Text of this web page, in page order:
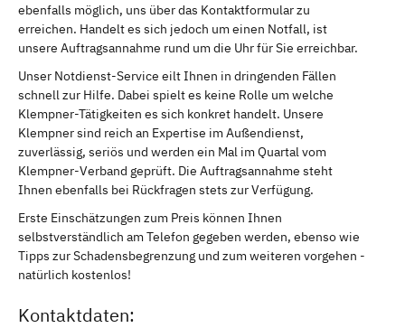
ebenfalls möglich, uns über das Kontaktformular zu
erreichen. Handelt es sich jedoch um einen Notfall, ist
unsere Auftragsannahme rund um die Uhr für Sie erreichbar.
Unser Notdienst-Service eilt Ihnen in dringenden Fällen
schnell zur Hilfe. Dabei spielt es keine Rolle um welche
Klempner-Tätigkeiten es sich konkret handelt. Unsere
Klempner sind reich an Expertise im Außendienst,
zuverlässig, seriös und werden ein Mal im Quartal vom
Klempner-Verband geprüft. Die Auftragsannahme steht
Ihnen ebenfalls bei Rückfragen stets zur Verfügung.
Erste Einschätzungen zum Preis können Ihnen
selbstverständlich am Telefon gegeben werden, ebenso wie
Tipps zur Schadensbegrenzung und zum weiteren vorgehen -
natürlich kostenlos!
Kontaktdaten: